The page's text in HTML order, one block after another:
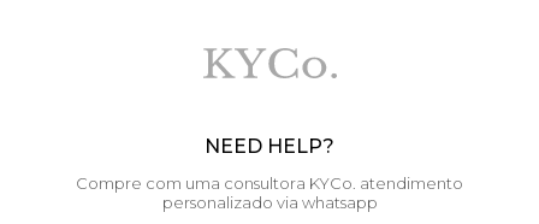
NEED HELP?
Compre com uma consultora KYCo. atendimento
personalizado via whatsapp